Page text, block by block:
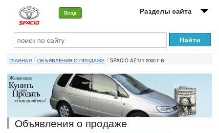
Вход Разделы сайта
О машине
Автоклуб
Форумы
Сервисы и услуги
Новости
ГЛАВНАЯ ОБЪЯВЛЕНИЯ О ПРОДАЖЕ SPACIO AE111 2000 Г.В.
Объявления о продаже